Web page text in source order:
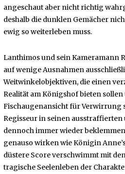
angeschaut aber nicht richtig
deshalb die dunklen Gemächer
ewig so weiterleben muss.
Lanthimos und sein Kameramann
auf wenige Ausnahmen
Weitwinkelobjektiven, die einen
Realität am Königshof bieten
Fischaugenansicht für Verwirrung
Regisseur in seinen
dennoch immer wieder
genauso wirken wie Königin
düstere Score verschwimmt mit
tragische Seelenleben der